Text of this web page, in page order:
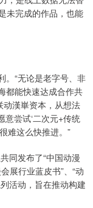
未完成的作品，也能
。“无论是老字号、非
都能快速达成合作共
动漢崋资本，从想法
意尝试‘二次元+传统
难这么快推进。”
同发布了“中国动漫
展行业蓝皮书”、“动
活动，旨在推动构建